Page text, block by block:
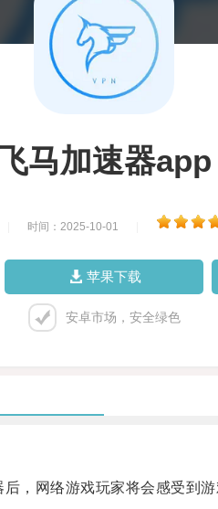
马加速器app
时间：2025-10-01
苹果下载
安卓市场，安全绿色
网络游戏玩家将会感受到游